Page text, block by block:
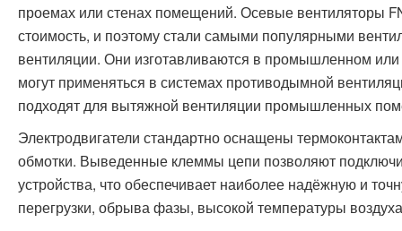
проемах или стенах помещений. Осевые вентиляторы
стоимость, и поэтому стали самыми популярными
вентиляции. Они изготавливаются в промышленном
могут применяться в системах противодымной
подходят для вытяжной вентиляции промышленных
Электродвигатели стандартно оснащены
обмотки. Выведенные клеммы цепи позволяют
устройства, что обеспечивает наиболее надёжную и
перегрузки, обрыва фазы, высокой температуры